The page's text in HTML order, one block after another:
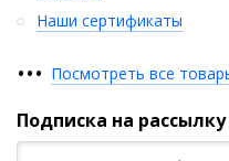
Наши сертификаты
••• Посмотреть все
Подписка на рассылку